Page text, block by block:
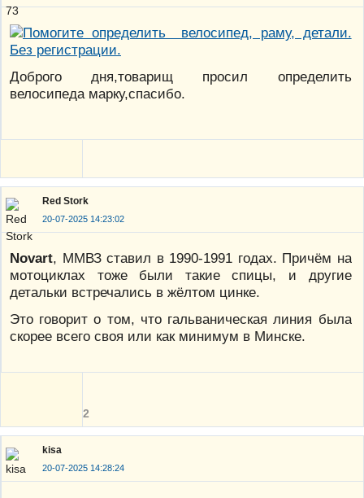
Доброго дня,товарищ просил определить
велосипеда марку,спасибо.
Red Stork
20-07-2025 14:23:02
Novart, ММВЗ ставил в 1990-1991 годах. Причём на
мотоциклах тоже были такие спицы, и другие
детальки встречались в жёлтом цинке.
Это говорит о том, что гальваническая линия была
скорее всего своя или как минимум в Минске.
2
kisa
20-07-2025 14:28:24